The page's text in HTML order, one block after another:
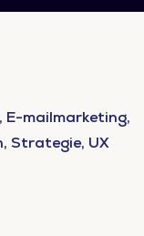
E-mailmarketing,
Strategie, UX